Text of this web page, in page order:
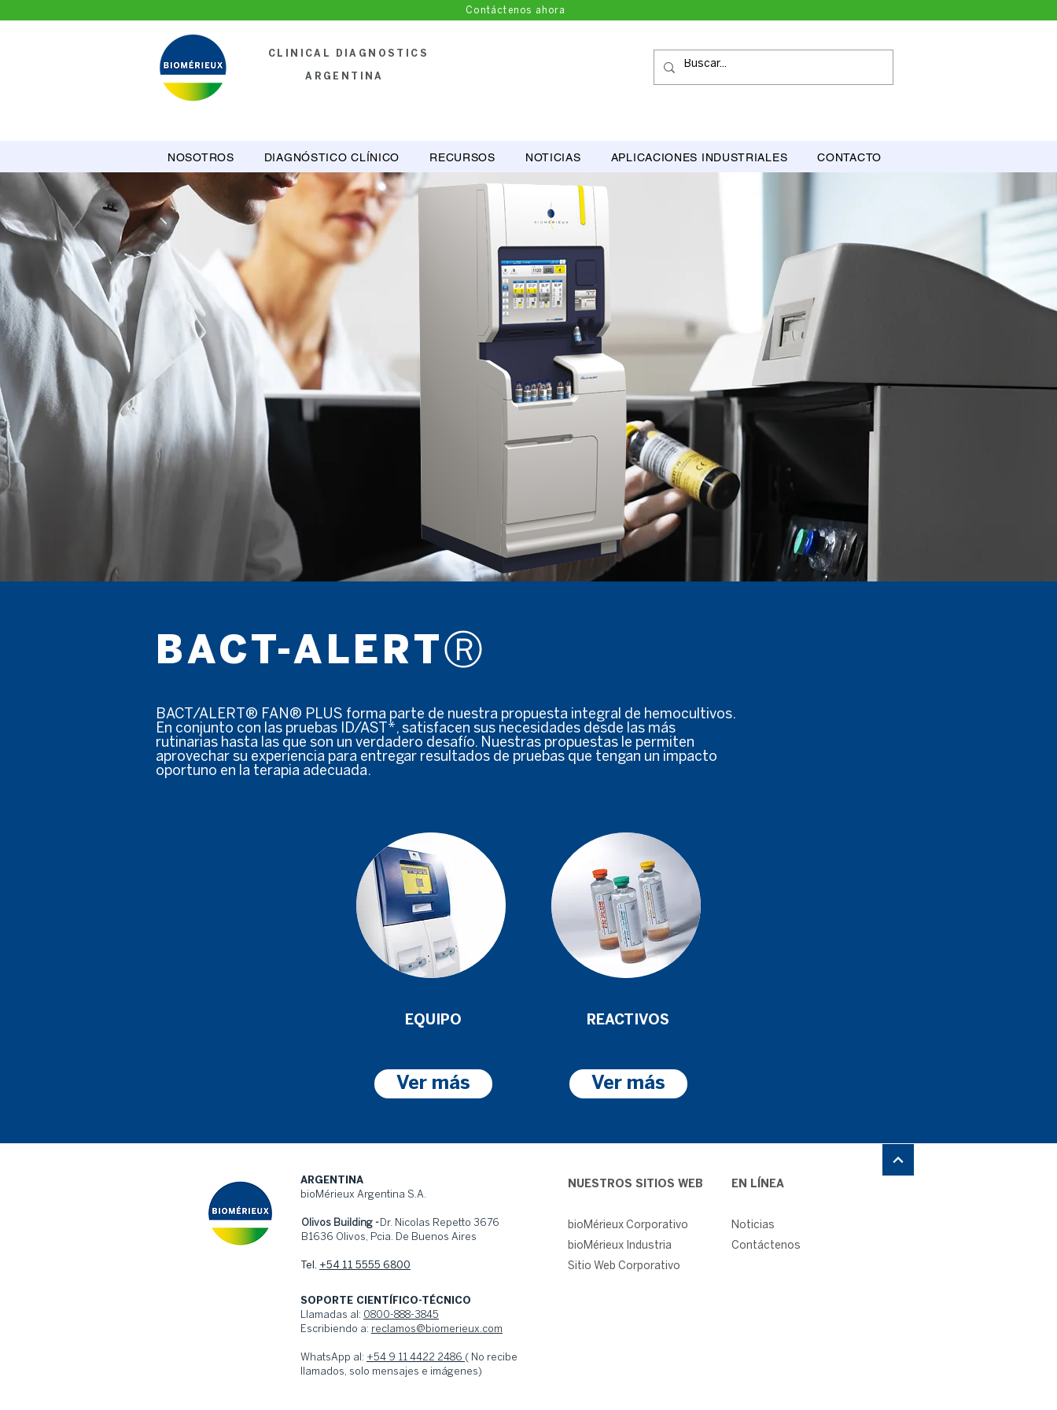
Contáctenos ahora
CLINICAL DIAGNOSTICS
ARGENTINA
NOSOTROS DIAGNÓSTICO CLÍNICO RECURSOS NOTICIAS APLICACIONES INDUSTRIALES CONTACTO
BACT-ALERTⓇ
BACT/ALERT® FAN® PLUS forma parte de nuestra propuesta integral de hemocultivos.
En conjunto con las pruebas ID/AST*, satisfacen sus necesidades desde las más
rutinarias hasta las que son un verdadero desafío. Nuestras propuestas le permiten
aprovechar su experiencia para entregar resultados de pruebas que tengan un impacto
oportuno en la terapia adecuada.
EQUIPO
Ver más
REACTIVOS
Ver más
ARGENTINA
bioMérieux Argentina S.A.
Olivos Building - Dr. Nicolas Repetto 3676
B1636 Olivos, Pcia. De Buenos Aires
Tel. +54 11 5555 6800
SOPORTE CIENTÍFICO-TÉCNICO
Llamadas al: 0800-888-3845
Escribiendo a: reclamos@biomerieux.com
WhatsApp al: +54 9 11 4422 2486 ( No recibe
llamados, solo mensajes e imágenes)
NUESTROS SITIOS WEB
bioMérieux Corporativo
bioMérieux Industria
Sitio Web Corporativo
EN LÍNEA
Noticias
Contáctenos